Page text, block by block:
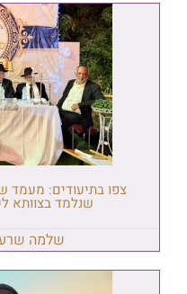
צפו בתיעודים: מעמד
שנלמד בצוותא
שלמה